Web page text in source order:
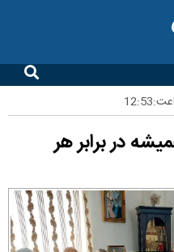
در برابر هر